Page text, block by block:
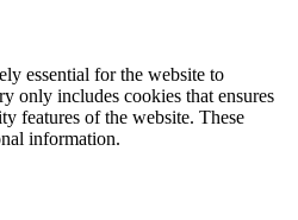
essential for the website to
only includes cookies that ensures
features of the website. These
information.